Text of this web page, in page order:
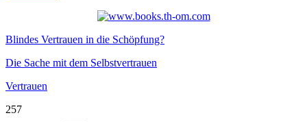
Blindes Vertrauen in die Schöpfung?
Die Sache mit dem Selbstvertrauen
Vertrauen
257